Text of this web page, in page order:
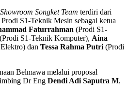
Songket Team terdiri dari
S1-Teknik Mesin sebagai ketua
Faturrahman (Prodi S1-
(Prodi S1-Teknik Komputer), Aina
dan Tessa Rahma Putri (Prodi
Belmawa melalui proposal
Dr Eng Dendi Adi Saputra M,